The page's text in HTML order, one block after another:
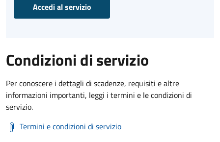
Accedi al servizio
Condizioni di servizio
Per conoscere i dettagli di scadenze, requisiti e altre
informazioni importanti, leggi i termini e le condizioni di
servizio.
Termini e condizioni di servizio